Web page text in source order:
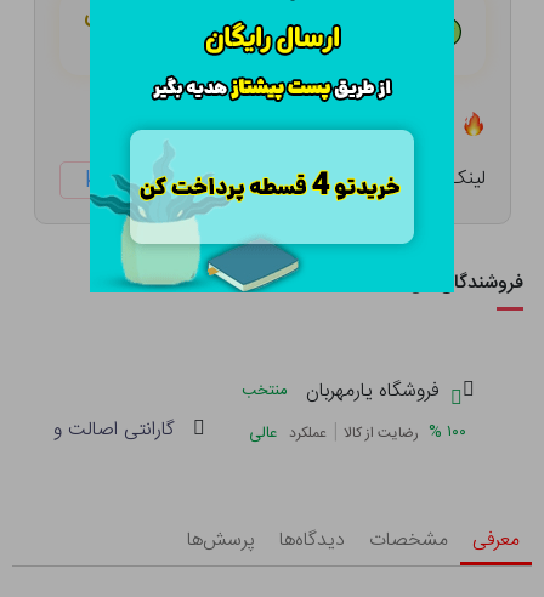
هـر قسط با تــرب‌پــی:
لینک کوتاه: ketabtala.com/sbp-29850
فروشندگان این کالا
فروشگاه یارمهربان
منتخب
۱۰۰ % رضایت از کالا | عملکرد عالی گارانتی اصالت و
معرفی مشخصات دیدگاه‌ها پرسش‌ها